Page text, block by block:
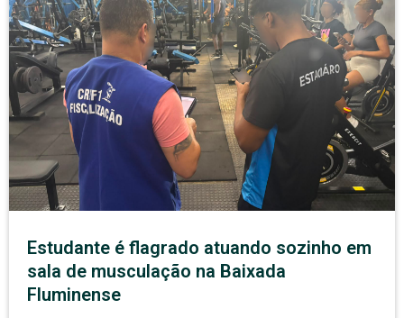
Estudante é flagrado atuando sozinho em
sala de musculação na Baixada
Fluminense